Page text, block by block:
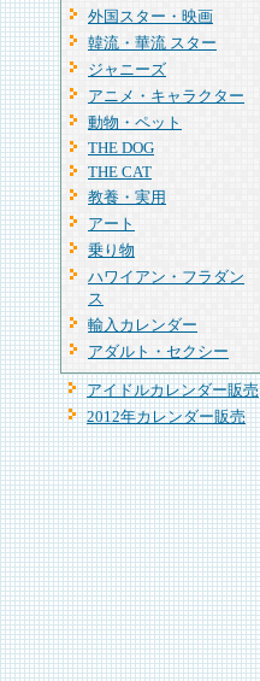
外国スター・映画
韓流・華流 スター
ジャニーズ
アニメ・キャラクター
動物・ペット
THE DOG
THE CAT
教養・実用
アート
乗り物
ハワイアン・フラダン
ス
輸入カレンダー
アダルト・セクシー
アイドルカレンダー販売
2012年カレンダー販売